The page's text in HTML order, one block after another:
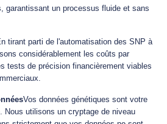
garantissant un processus fluide et sans
tirant parti de l'automatisation des SNP à
considérablement les coûts par
tests de précision financièrement viables
Vos données génétiques sont votre
Nous utilisons un cryptage de niveau